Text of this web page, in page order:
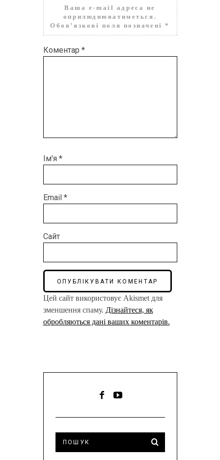
Ваша e-mail адреса не
оприлюднюватиметься.
Обов’язкові поля позначені*
Коментар *
Ім'я *
Email *
Сайт
Цей сайт використовує Akismet для
зменшення спаму. Дізнайтеся, як
обробляються дані ваших коментарів.